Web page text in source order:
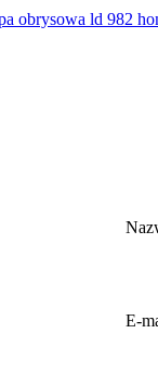
obrysowa ld 982
E-
i tym samym